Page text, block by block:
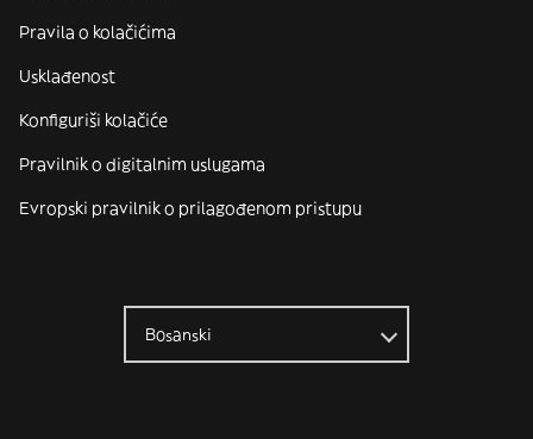
Pravila o kolačićima
Usklađenost
Konfiguriši kolačiće
Pravilnik o digitalnim uslugama
Evropski pravilnik o prilagođenom pristupu